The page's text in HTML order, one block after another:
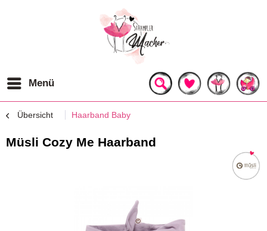
Menü
Übersicht Haarband Baby
Müsli Cozy Me Haarband